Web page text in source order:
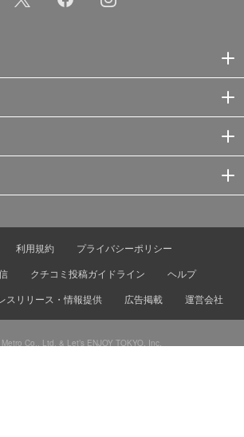
利用規約
プライバシーポリシー
クチコミ投稿ガイドライン
ヘルプ
スリリース・情報提供 広告掲載 運営会社
Co., Ltd. & Let’s ENJOY TOKYO, Inc.